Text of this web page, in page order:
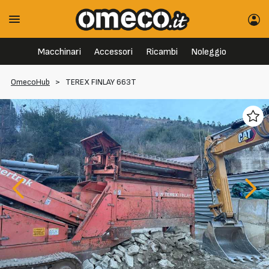
Macchinari Accessori Ricambi Noleggio
OmecoHub > TEREX FINLAY 663T